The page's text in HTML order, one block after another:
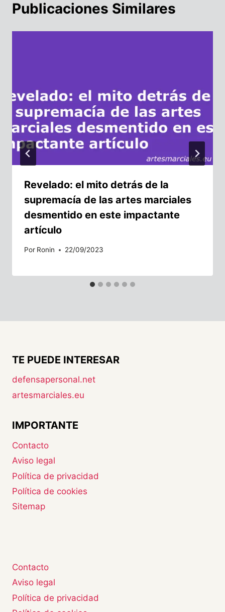
Publicaciones Similares
Revelado: el mito detrás de la
supremacía de las artes marciales
desmentido en este impactante
artículo
Por Ronin 22/09/2023
TE PUEDE INTERESAR
defensapersonal.net
artesmarciales.eu
IMPORTANTE
Contacto
Aviso legal
Política de privacidad
Política de cookies
Sitemap
Contacto
Aviso legal
Política de privacidad